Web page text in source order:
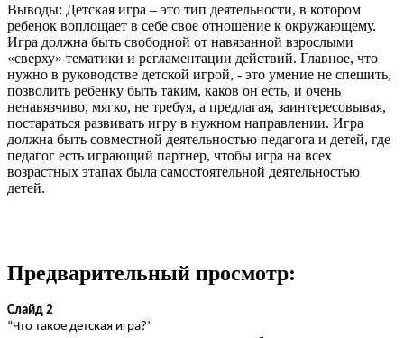
Выводы: Детская игра – это тип деятельности, в котором
ребенок воплощает в себе свое отношение к окружающему.
Игра должна быть свободной от навязанной взрослыми
«сверху» тематики и регламентации действий. Главное, что
нужно в руководстве детской игрой, - это умение не спешить,
позволить ребенку быть таким, каков он есть, и очень
ненавязчиво, мягко, не требуя, а предлагая, заинтересовывая,
постараться развивать игру в нужном направлении. Игра
должна быть совместной деятельностью педагога и детей, где
педагог есть играющий партнер, чтобы игра на всех
возрастных этапах была самостоятельной деятельностью
детей.
Предварительный просмотр:
Слайд 2
“Что такое детская игра?”